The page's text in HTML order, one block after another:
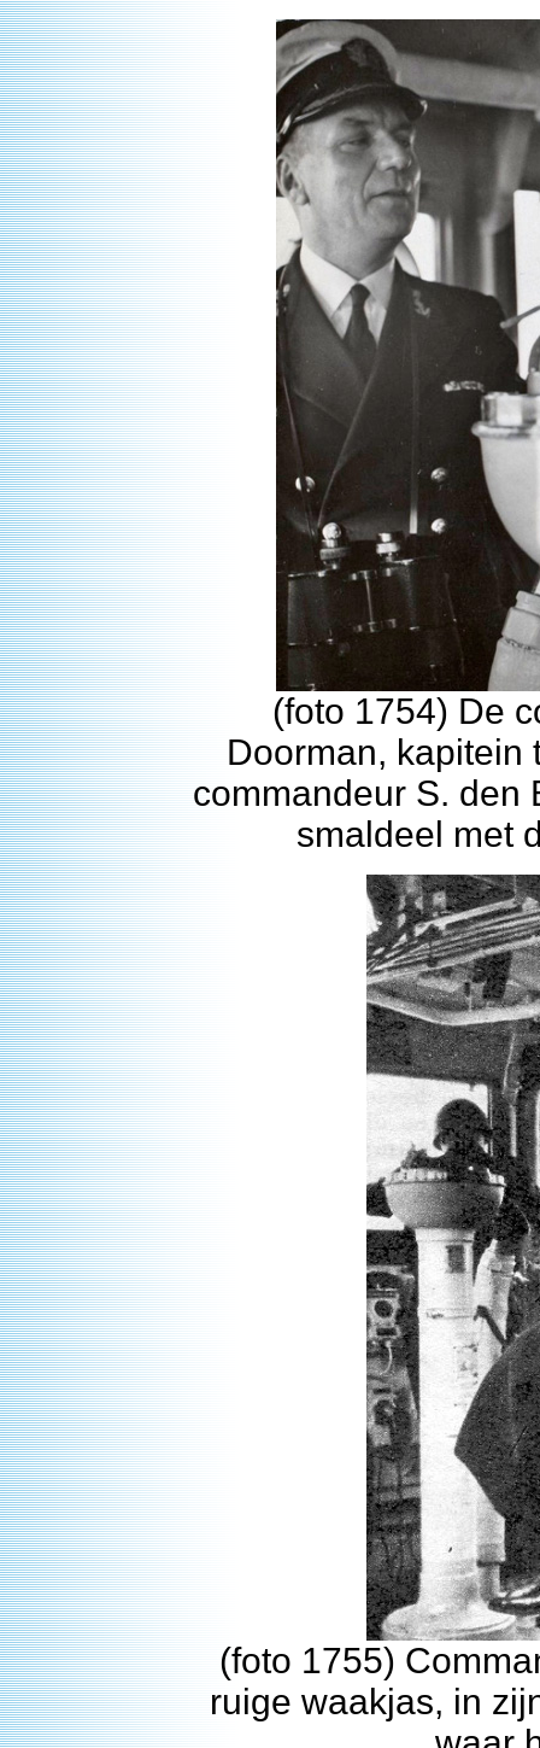
(foto 1754) De
Doorman, kapitein
commandeur S. den
smaldeel met
(foto 1755)
ruige waakjas, in